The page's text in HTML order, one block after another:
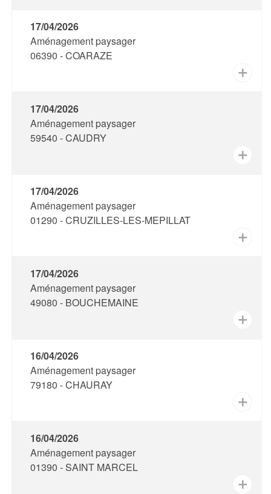
17/04/2026
Aménagement paysager
06390 - COARAZE
✕
17/04/2026
Aménagement paysager
59540 - CAUDRY
✕
17/04/2026
Aménagement paysager
01290 - CRUZILLES-LES-MEPILLAT
✕
17/04/2026
Aménagement paysager
49080 - BOUCHEMAINE
✕
16/04/2026
Aménagement paysager
79180 - CHAURAY
✕
16/04/2026
Aménagement paysager
01390 - SAINT MARCEL
✕